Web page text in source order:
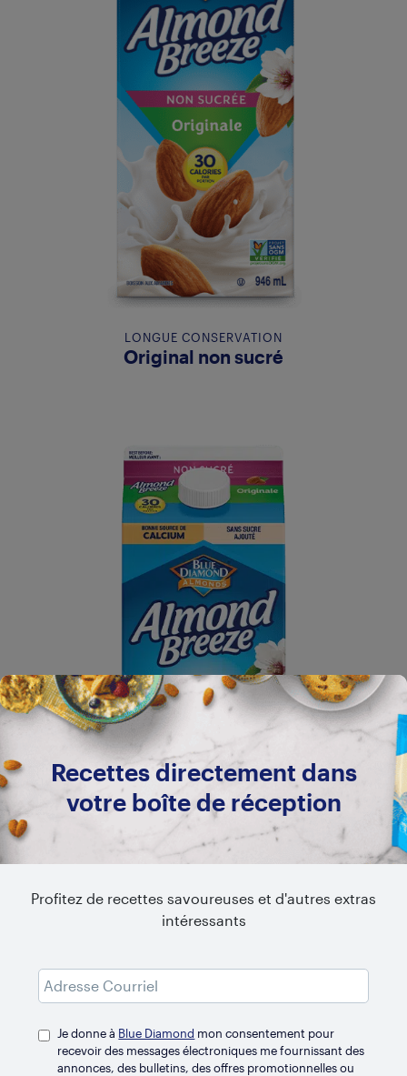
LONGUE CONSERVATION
Original non sucré
Original non sucré
Related Recipes
Recettes directement dans
votre boîte de réception
Profitez de recettes savoureuses et d'autres extras
intéressants
Je donne à Blue Diamond mon consentement pour
recevoir des messages électroniques me fournissant des
annonces, des bulletins, des offres promotionnelles ou